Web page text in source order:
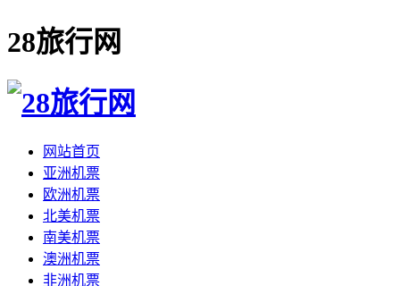
28旅行网
网站首页
亚洲机票
欧洲机票
北美机票
南美机票
澳洲机票
非洲机票